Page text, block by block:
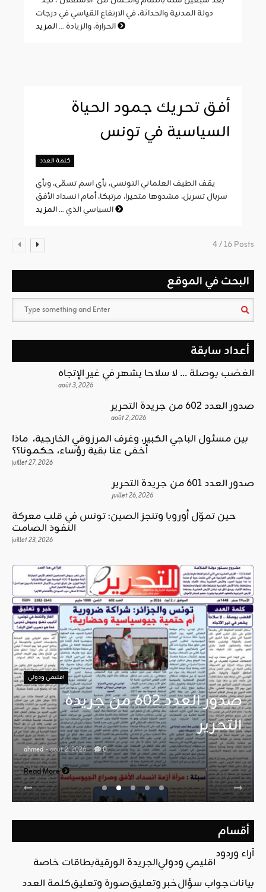
دولة المدنية والحداثة، في الارتفاع القياسي في درجات
الحرارة، والزيادة ...
أفق تحريك جمود الحياة
السياسية في تونس
كلمة العدد
يقف الطيف العلماني التونسي، بأي اسم تسمّى، وبأي
سربال تسربل، مشدوها متحيرا، مرتبكا، أمام انسداد الأفق
السياسي الذي ...
4 / 16 Posts
البحث في الموقع
أعداد سابقة
الغضب بوصلة … لا سلاحا يشهر في غير الإتجاه
août 3, 2026
صدور العدد 602 من جريدة التحرير
août 2, 2026
بين مسئول الباجي الكبير، وغرف المرزوقي الخارجية، ماذا
أخفى عنا بقية رؤساء، حكمونا؟؟
juillet 27, 2026
صدور العدد 601 من جريدة التحرير
juillet 26, 2026
حين تموّل أوروبا وتنجز الصين: تونس في قلب معركة
النفوذ الصامت
juillet 23, 2026
اقليمي ودولي
صدور العدد 602 من جريدة
التحرير
ahmed - août 2, 2026 0
Read More
أقسام
آراء وردود
اقليمي ودوليالجريدة الورقيةبطاقات خاصة
بياناتجواب سؤالخبر وتعليقصورة وتعليقكلمة العدد